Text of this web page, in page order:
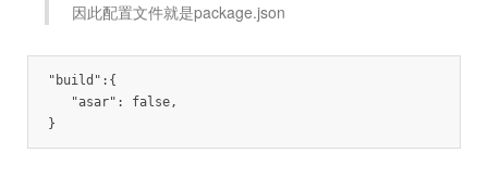
因此配置文件就是package.json
"build":{
   "asar": false,
}